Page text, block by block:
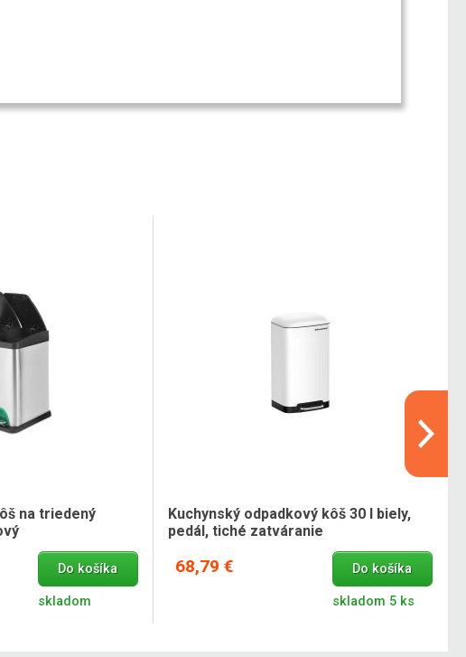
na triedený
Do košíka
skladom
Kuchynský odpadkový kôš 30 l biely,
pedál, tiché zatváranie
68,79 € Do košíka
skladom 5 ks